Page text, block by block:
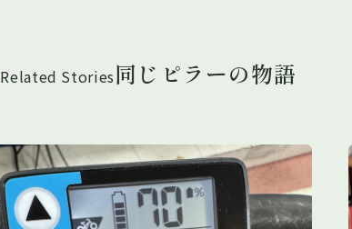
Related Stories同じピラーの物語